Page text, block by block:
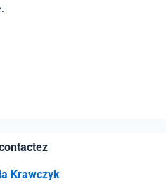
Krawczyk